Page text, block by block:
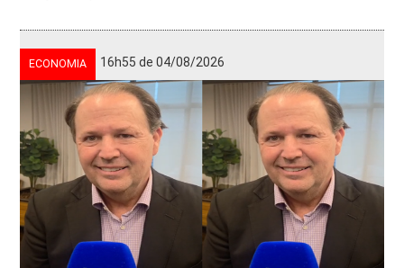
ECONOMIA 16h55 de 04/08/2026